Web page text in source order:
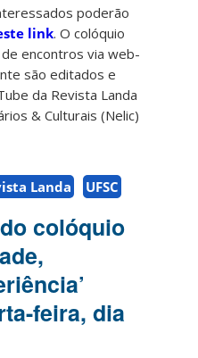
poderão
link. O colóquio
encontros via web-
são editados e
da Revista Landa
& Culturais (Nelic)
Landa UFSC
colóquio
feira, dia